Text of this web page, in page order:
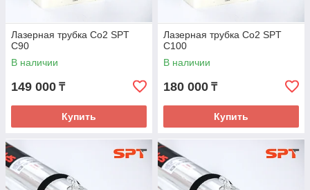
Лазерная трубка Co2 SPT
C90
В наличии
149 000 ₸
Купить
Лазерная трубка Co2 SPT
C100
В наличии
180 000 ₸
Купить